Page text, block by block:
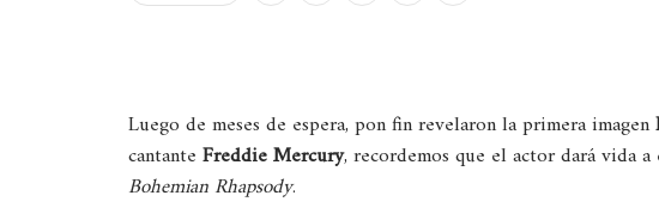
Luego de meses de espera, pon fin revelaron la primera imagen
cantante Freddie Mercury, recordemos que el actor dará vida
Bohemian Rhapsody.